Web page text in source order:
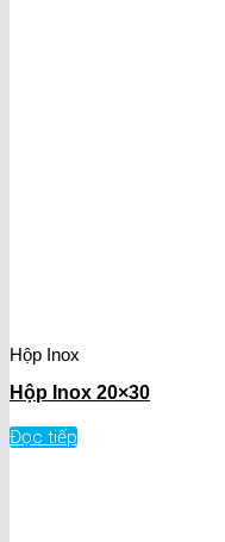
Hộp Inox
Hộp Inox 20×30
Đọc tiếp